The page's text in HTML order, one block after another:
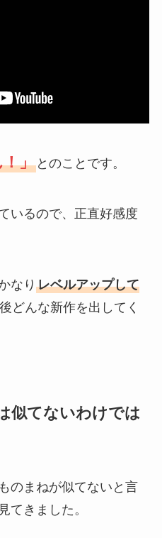
」とのことです。
いるので、正直好感度
なり レベルアップして
どんな新作を出してく
似てないわけでは
のまねが似てないと言
てきました。